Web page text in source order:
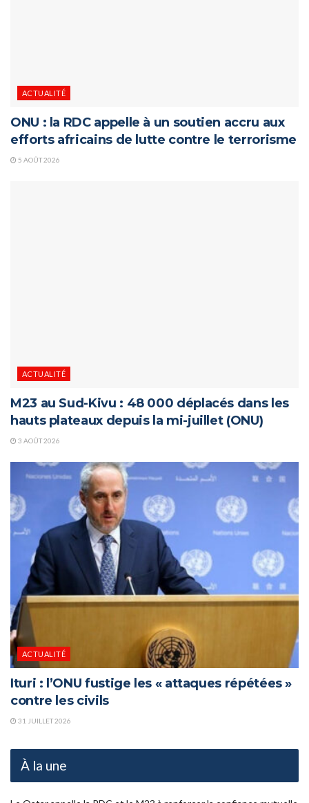
ACTUALITÉ
ONU : la RDC appelle à un soutien accru aux
efforts africains de lutte contre le terrorisme
5 AOÛT 2026
ACTUALITÉ
M23 au Sud-Kivu : 48 000 déplacés dans les
hauts plateaux depuis la mi-juillet (ONU)
3 AOÛT 2026
ACTUALITÉ
Ituri : l’ONU fustige les « attaques répétées »
contre les civils
31 JUILLET 2026
À la une